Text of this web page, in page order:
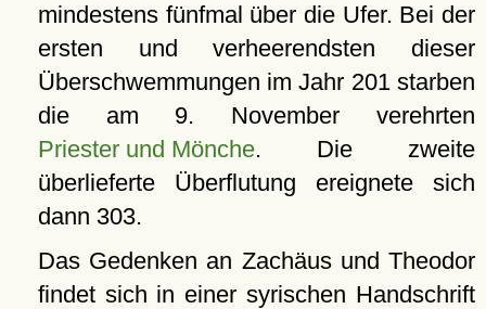
mindestens fünfmal über die Ufer. Bei der
ersten und verheerendsten dieser
Überschwemmungen im Jahr 201 starben
die am 9. November verehrten
Priester und Mönche. Die zweite
überlieferte Überflutung ereignete sich
dann 303.
Das Gedenken an Zachäus und Theodor
findet sich in einer syrischen Handschrift